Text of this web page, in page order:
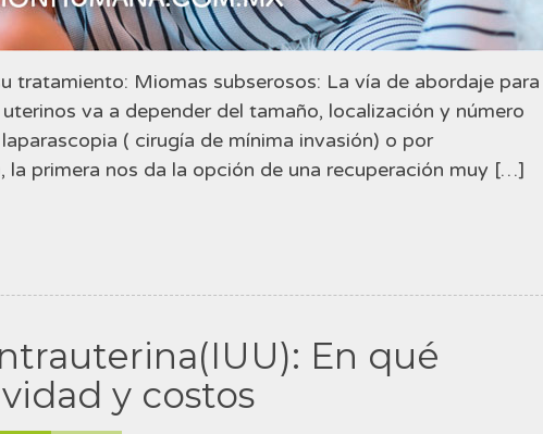
tratamiento: Miomas subserosos: La vía de abordaje para
va a depender del tamaño, localización y número
( cirugía de mínima invasión) o por
la primera nos da la opción de una recuperación muy […]
En qué
y costos